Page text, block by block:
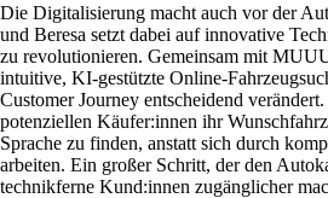
Die Digitalisierung macht auch vor der
und Beresa setzt dabei auf innovative
zu revolutionieren. Gemeinsam mit
intuitive, KI-gestützte Online-
Customer Journey entscheidend
potenziellen Käufer:innen ihr
Sprache zu finden, anstatt sich durch
arbeiten. Ein großer Schritt, der den
technikferne Kund:innen zugänglicher